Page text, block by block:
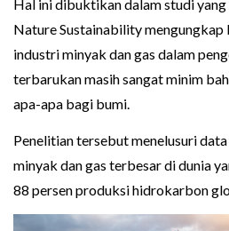
Hal ini dibuktikan dalam studi
Nature Sustainability
industri minyak dan gas dalam
terbarukan masih sangat minim
apa-apa bagi bumi.
Penelitian tersebut menelusuri
minyak dan gas terbesar di dunia
88 persen produksi hidrokarbon